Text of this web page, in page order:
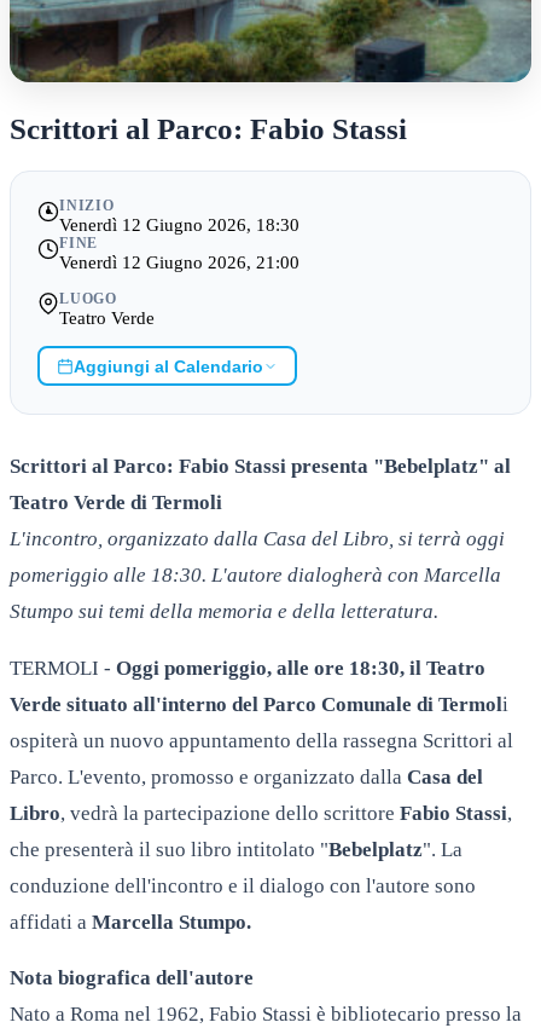
Scrittori al Parco: Fabio Stassi
INIZIO
Venerdì 12 Giugno 2026, 18:30
FINE
Venerdì 12 Giugno 2026, 21:00
LUOGO
Teatro Verde
Aggiungi al Calendario
Scrittori al Parco: Fabio Stassi presenta "Bebelplatz" al
Teatro Verde di Termoli
L'incontro, organizzato dalla Casa del Libro, si terrà oggi
pomeriggio alle 18:30. L'autore dialogherà con Marcella
Stumpo sui temi della memoria e della letteratura.
TERMOLI - Oggi pomeriggio, alle ore 18:30, il Teatro
Verde situato all'interno del Parco Comunale di Termoli
ospiterà un nuovo appuntamento della rassegna Scrittori al
Parco. L'evento, promosso e organizzato dalla Casa del
Libro, vedrà la partecipazione dello scrittore Fabio Stassi,
che presenterà il suo libro intitolato "Bebelplatz". La
conduzione dell'incontro e il dialogo con l'autore sono
affidati a Marcella Stumpo.
Nota biografica dell'autore
Nato a Roma nel 1962, Fabio Stassi è bibliotecario presso la